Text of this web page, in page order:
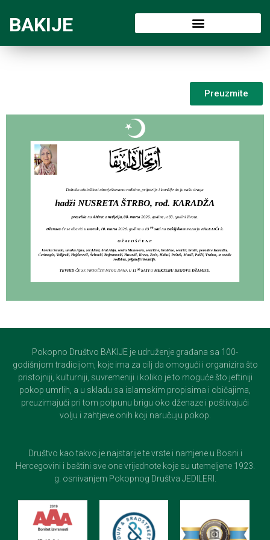
BAKIJE
Preuzmite
Pokopno Društvo BAKIJE je udruženje građana sa 100-
godišnjom tradicijom, koje ima za cilj da omogući i organizira što
pristojniji, kulturniji, suvremeniji i koliko je to moguće što jeftiniji
pokop umrlih, a u skladu sa islamskim propisima i običajima,
preuzimajući pri tom potpunu brigu oko dženaze i poštivajući
volju i zahtjeve onih koji naručuju pokop.
Društvo kao takvo je najstarije te vrste i namjene u Bosni i
Hercegovini i baštini sve one vrijednote koje su utemeljene 1923.
g. osnivanjem Pokopnog Društva JEDILERI.